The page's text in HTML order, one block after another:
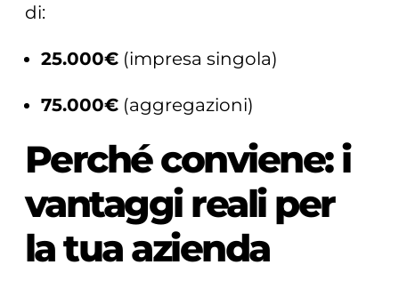
di:
25.000€(impresa singola)
75.000€(aggregazioni)
Perché conviene: i
vantaggi reali per
la tua azienda